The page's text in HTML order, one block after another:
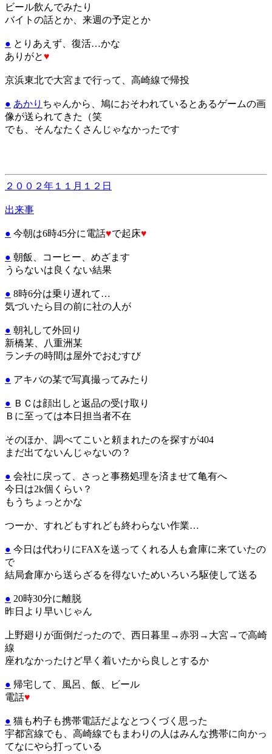
ビール飲んでみたり
バイトの話とか、来週の予定とか
● とりあえず、復活…かな
ありがと♥
京浜東北で大宮まで行って、高崎線で帰投
● あかり ちゃんから、鳩におそわれているとあるゲームの画
像が送られてきた（笑
でも、そんなたくさんじゃなかったです
２００２年１１月１２日
出来事
● 今朝は6時45分に電話♥で起床♥
● 朝飯、コーヒー、めざます
うらないは良くない結果
● 8時6分は乗り遅れて…
気づいたら目の前に社の人が
● 朝礼して外回り
新橋某、八重洲某
ランチの時間は屋外でおむすび
● アキバの某で写真撮ってみたり
● ＢＣは顔出しと返品の受け取り
Ｂに至っては本日担当者不在
そのほか、調べてこいと頼まれたのを探すが404
まだ出てないんじゃないの？
● 会社に戻って、さっと事務処理を済ませて亀有へ
今日は2k個くらい？
もうちょっとかな
つーか、すれどもすれども終わらない作業…
● 今日は代わりにFAXを送ってくれる人も倉庫に来ていたの
で
結局倉庫から送らざるを得ないためいろいろ駆使して送る
● 20時30分に離脱
昨日より早いじゃん
上野廻りが面倒だったので、西日暮里→赤羽→大宮→で高崎
線
座れなかったけど早く着いたから良しとするか
● 帰宅して、風呂、飯、ビール
電話♥
● 猫も杓子も携帯電話だよなとつくづく思った
宇都宮線でも、高崎線でもまわりの人はみんな携帯に向かっ
てなにやら打っている